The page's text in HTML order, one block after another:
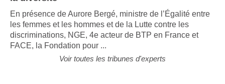
En présence de Aurore Bergé, ministre de l’Égalité entre
les femmes et les hommes et de la Lutte contre les
discriminations, NGE, 4e acteur de BTP en France et